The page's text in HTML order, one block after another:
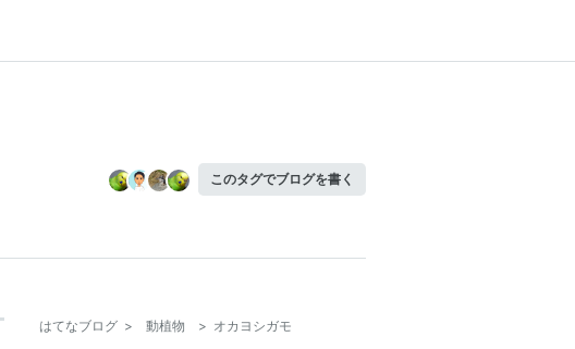
このタグでブログを書く
はてなブログ > 動植物 > オカヨシガモ